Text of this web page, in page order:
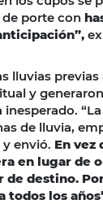
porte con
lluvias
y
de lluvia,
envió. En vez
en lugar de
de destino.
todos los